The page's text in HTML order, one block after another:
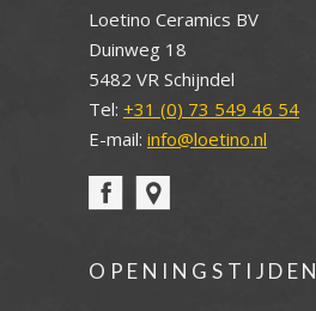
Loetino Ceramics BV
Duinweg 18
5482 VR Schijndel
Tel: +31 (0) 73 549 46 54
E-mail: info@loetino.nl
OPENINGSTIJDEN